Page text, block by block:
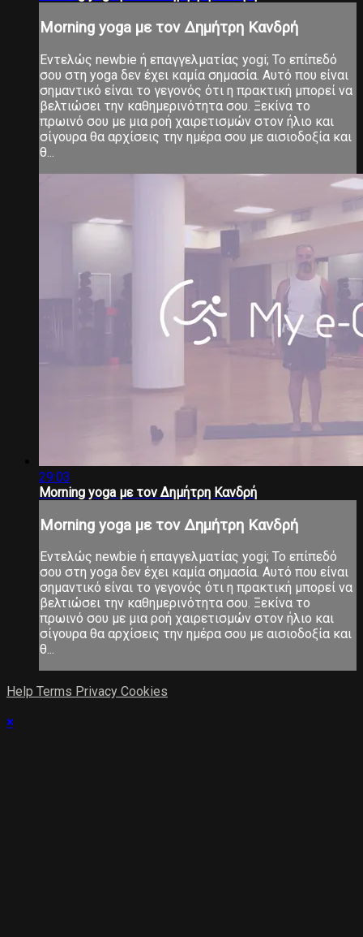
Morning yoga με τον Δημήτρη Κανδρή
Εντελώς newbie ή επαγγελματίας yogi; Το επίπεδό
σου στη yoga δεν έχει καμία σημασία. Αυτό που είναι
σημαντικό είναι το γεγονός ότι η πρακτική μπορεί να
βελτιώσει την καθημερινότητα σου. Ξεκίνα το
πρωινό σου με μια ροή χαιρετισμών στον ήλιο και
σίγουρα θα αρχίσεις την ημέρα σου με αισιοδοξία και
θ...
29:03
Morning yoga με τον Δημήτρη Κανδρή
Morning yoga με τον Δημήτρη Κανδρή
Εντελώς newbie ή επαγγελματίας yogi; Το επίπεδό
σου στη yoga δεν έχει καμία σημασία. Αυτό που είναι
σημαντικό είναι το γεγονός ότι η πρακτική μπορεί να
βελτιώσει την καθημερινότητα σου. Ξεκίνα το
πρωινό σου με μια ροή χαιρετισμών στον ήλιο και
σίγουρα θα αρχίσεις την ημέρα σου με αισιοδοξία και
θ...
Help Terms Privacy Cookies
×